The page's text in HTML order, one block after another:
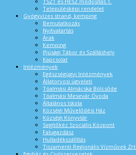
Településképi rendelet
Gyógyvizes strand, kemping
Bemutatkozás
Nyitvatartás
Árak
Kemping
Ifjúsági Tábor és Szálláshely
Kapcsolat
Intézmények
Egészségügyi Intézmények
Állatorvosi ügyeleti
Tóalmási Almácska Bölcsőde
Tóalmási Mesevár Óvoda
Általános Iskola
Községi Művelődési Ház
Községi Könyvtár
Segítőkéz Szociális Központ
Falugazdász
Hulladékszállítás
Tiszamenti Regionális Vízművek Zrt.